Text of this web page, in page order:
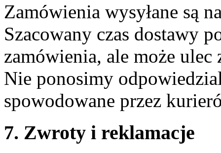
Zamówienia wysyłane są
Szacowany czas dostawy
zamówienia, ale może ulec
Nie ponosimy
spowodowane przez
7. Zwroty i reklamacje